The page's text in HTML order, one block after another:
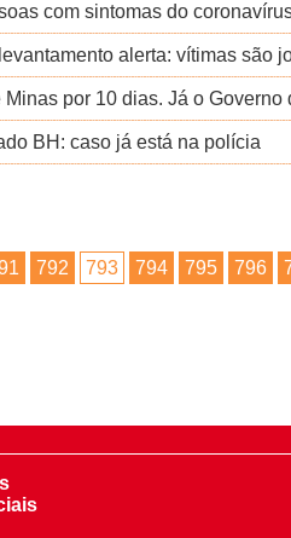
com sintomas do
alerta: vítimas são
por 10 dias. Já o
BH: caso já está na polícia
792 793 794 795 796